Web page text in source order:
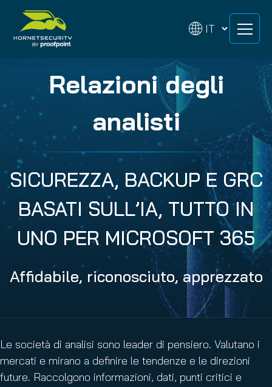
content
content
Relazioni degli
analisti
SICUREZZA, BACKUP E GRC
BASATI SULL’IA, TUTTO IN
UNO PER MICROSOFT 365
Affidabile, riconosciuto, apprezzato
Le società di analisi sono leader di pensiero. Valutano i
mercati e mirano a definire le tendenze e le direzioni
future. Raccolgono informazioni, dati, punti critici e